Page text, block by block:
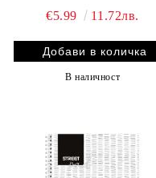
€5.99
11.72лв.
В наличност